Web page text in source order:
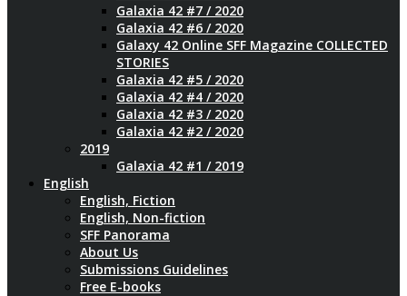
Galaxia 42 #7 / 2020
Galaxia 42 #6 / 2020
Galaxy 42 Online SFF Magazine COLLECTED
STORIES
Galaxia 42 #5 / 2020
Galaxia 42 #4 / 2020
Galaxia 42 #3 / 2020
Galaxia 42 #2 / 2020
2019
Galaxia 42 #1 / 2019
English
English, Fiction
English, Non-fiction
SFF Panorama
About Us
Submissions Guidelines
Free E-books